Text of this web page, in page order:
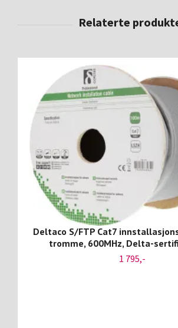
Deltaco S/FTP Cat7
tromme, 600MHz, Delta-
1 795,-